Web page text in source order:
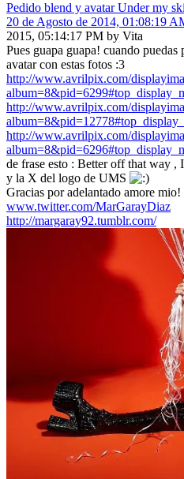
Pedido blend y avatar Under my
20 de Agosto de 2014, 01:08:19
2015, 05:14:17 PM by Vita
Pues guapa guapa! cuando
avatar con estas fotos :3
http://www.avrilpix.com/
http://www.avrilpix.com/
http://www.avrilpix.com/
de frase esto : Better off that way
y la X del logo de UMS
Gracias por adelantado amore mio!
www.twitter.com/MarGarayDiaz
http://margaray92.tumblr.com/